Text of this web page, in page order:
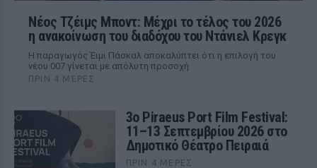
Νέος Τζέιμς Μποντ: Μέχρι το τέλος του 2026
η ανακοίνωση του διαδόχου του Ντάνιελ Κρεγκ
Η παραγωγός Έιμι Πάσκαλ αποκαλύπτει ότι η επιλογή του
νέου 007 γίνεται με απόλυτη προσοχή
ΠΡΙΝ 4 ΜΈΡΕΣ
3ο Piraeus Port Film Festival:
11–13 Σεπτεμβρίου 2026 στο
Δημοτικό Θέατρο Πειραιά
ΠΡΙΝ 4 ΜΈΡΕΣ